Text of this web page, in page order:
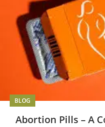
BLOG
Abortion Pills – A